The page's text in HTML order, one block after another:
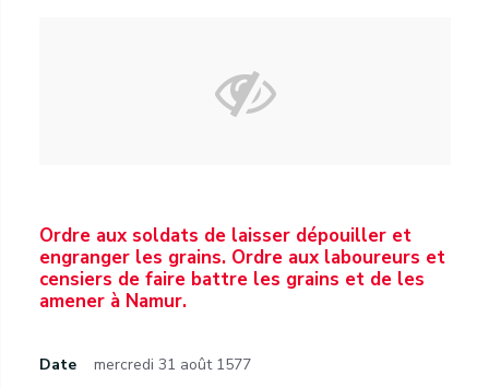
Ordre aux soldats de laisser dépouiller et
engranger les grains. Ordre aux laboureurs et
censiers de faire battre les grains et de les
amener à Namur.
Date mercredi 31 août 1577